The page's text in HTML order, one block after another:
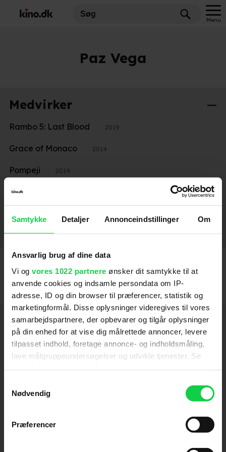
Samtykke Detaljer Annonceindstillinger Om
Ansvarlig brug af dine data
Vi og vores 1022 partnere ønsker dit samtykke til at
anvende cookies og indsamle persondata om IP-
adresse, ID og din browser til præferencer, statistik og
marketingformål. Disse oplysninger videregives til vores
samarbejdspartnere, der opbevarer og tilgår oplysninger
på din enhed for at vise dig målrettede annoncer, levere
tilpasset indhold, foretage annonce- og indholdsmåling,
lave målgruppeundersøgelser og udvikle tjenester. Se
tilbage eller ændre indstillinger fra vores
"Cookiedeklaration", eller ved at trykke på "Privacy
Nødvendig
Præferencer
Menu
Paz Vega
Medvirker
Rambo 5: Last Blood 2019
Grace of Monaco 2014
Pompeji 2014
De elskende passagerer
SE FLERE
Hold dig opdateret
Send
Kino.dks